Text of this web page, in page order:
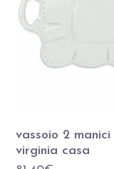
vassoio 2
virginia casa